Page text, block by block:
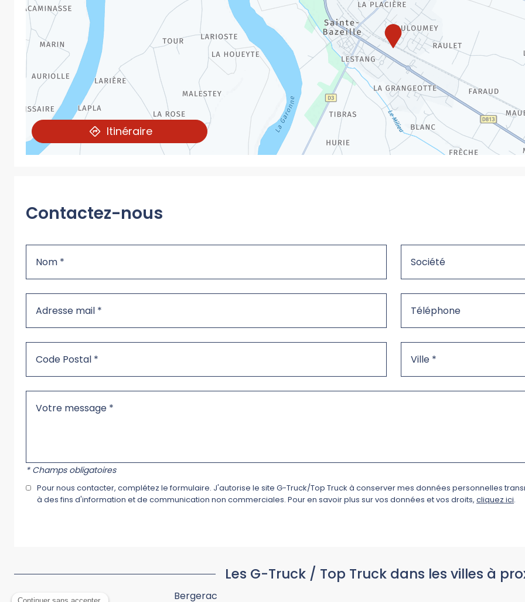
Itinéraire
Contactez-nous
* Champs obligatoires
Pour nous contacter, complétez le formulaire. J'autorise le site G-Truck/Top Truck à conserver mes données personnelles
à des fins d'information et de communication non commerciales. Pour en savoir plus sur vos données et vos droits,cliquez ici.
Les G-Truck / Top Truck dans les villes à
Bergerac